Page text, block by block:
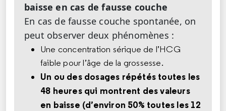
baisse en cas de fausse couche
En cas de fausse couche spontanée, on
peut observer deux phénomènes :
Une concentration sérique de l’HCG
faible pour l’âge de la grossesse.
Un ou des dosages répétés toutes les
48 heures qui montrent des valeurs
en baisse (d’environ 50% toutes les 12